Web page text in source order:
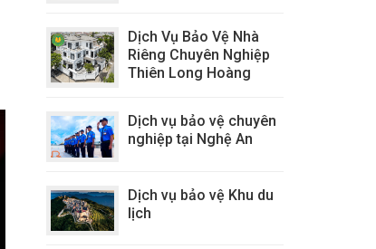
Dịch Vụ Bảo Vệ Nhà
Riêng Chuyên Nghiệp
Thiên Long Hoàng
Dịch vụ bảo vệ chuyên
nghiệp tại Nghệ An
Dịch vụ bảo vệ Khu du
lịch